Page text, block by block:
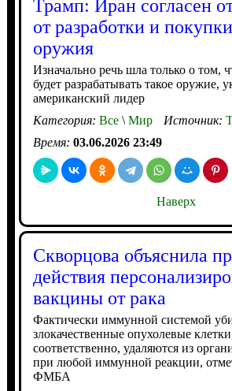
Трамп: Иран согласен
от разработки и
оружия
Изначально речь шла только о том,
будет разрабатывать такое оружие,
американский лидер
Категория: Все\Мир Источник:
Время: 03.06.2026 23:49
Наверх
Скворцова объяснила
действия
вакцины от рака
Фактически иммунной системой
злокачественные опухолевые
соответственно, удаляются из
при любой иммунной реакции,
ФМБА